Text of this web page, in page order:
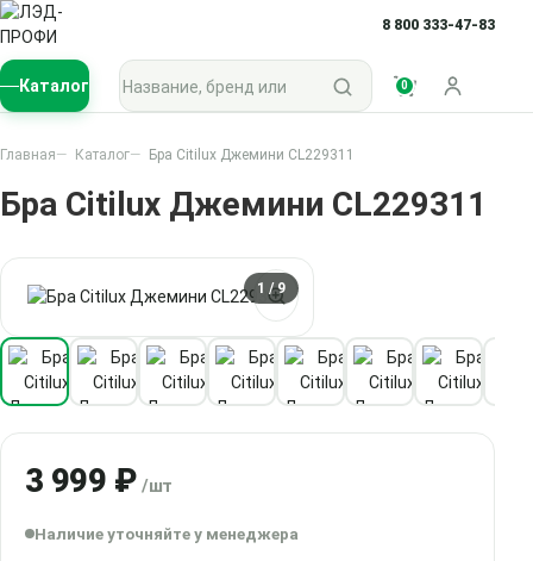
8 800 333-47-83
Каталог
Поиск по каталогу
0
Войти
Главная Каталог Бра Citilux Джемини CL229311
Бра Citilux Джемини CL229311
1 / 9
3 999 ₽ /шт
Наличие уточняйте у менеджера